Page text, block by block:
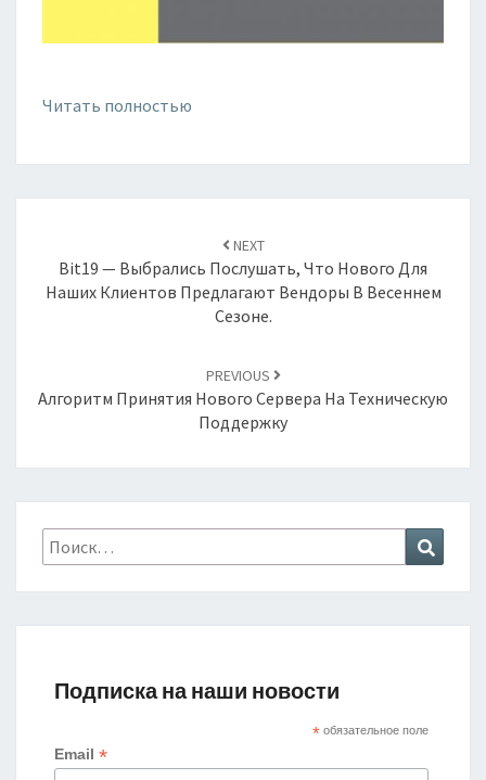
Читать полностью
записям
NEXT
Bit19 — Выбрались Послушать, Что Нового Для
Наших Клиентов Предлагают Вендоры В Весеннем
Сезоне.
PREVIOUS
Алгоритм Принятия Нового Сервера На Техническую
Поддержку
Найти:
Подписка на наши новости
*обязательное поле
Email*